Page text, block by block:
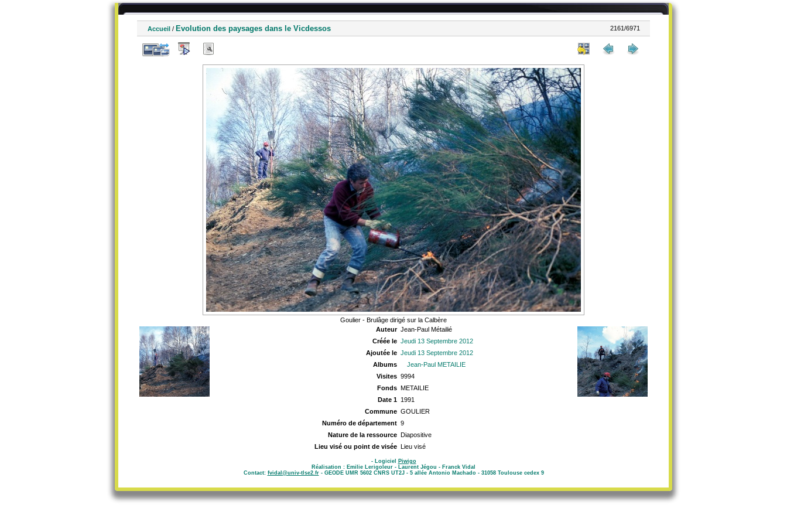
Accueil / Evolution des paysages dans le Vicdessos 2161/6971
Goulier - Brulâge dirigé sur la Calbère
Auteur Jean-Paul Métailié
Créée le Jeudi 13 Septembre 2012
Ajoutée le Jeudi 13 Septembre 2012
Albums
Jean-Paul METAILIE
Visites 9994
Fonds METAILIE
Date 1 1991
Commune GOULIER
Numéro de département 9
Nature de la ressource Diapositive
Lieu visé ou point de visée Lieu visé
- Logiciel
Piwigo
Réalisation : Emilie Lerigoleur - Laurent Jégou - Franck Vidal
Contact: fvidal@univ-tlse2.fr- GEODE UMR 5602 CNRS UT2J - 5 allée Antonio Machado - 31058 Toulouse cedex 9